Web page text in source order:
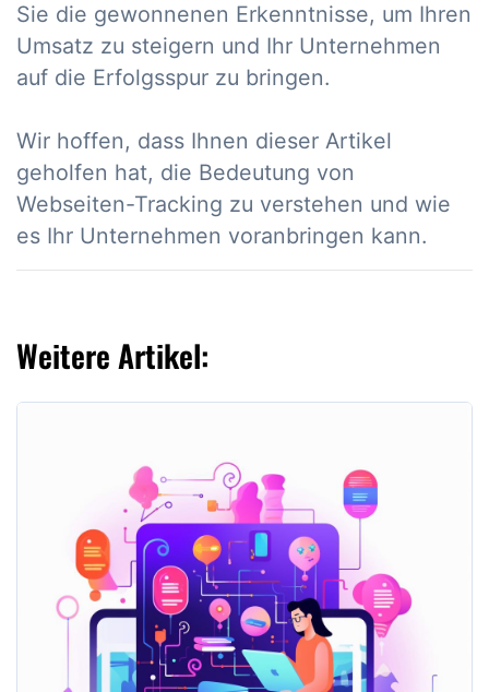
Sie die gewonnenen Erkenntnisse, um Ihren
Umsatz zu steigern und Ihr Unternehmen
auf die Erfolgsspur zu bringen.
Wir hoffen, dass Ihnen dieser Artikel
geholfen hat, die Bedeutung von
Webseiten-Tracking zu verstehen und wie
es Ihr Unternehmen voranbringen kann.
Weitere Artikel: